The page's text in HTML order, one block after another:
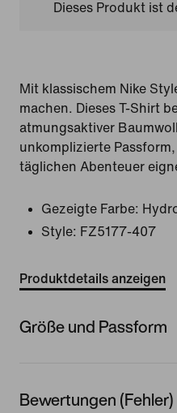
Dieses Produkt ist
Mit klassischem Nike
machen. Dieses T-Shirt
atmungsaktiver
unkomplizierte
täglichen Abenteuer
Gezeigte Farbe:
Style: FZ5177-407
Produktdetails anzeigen
Größe und Passform
Bewertungen (Fehler)